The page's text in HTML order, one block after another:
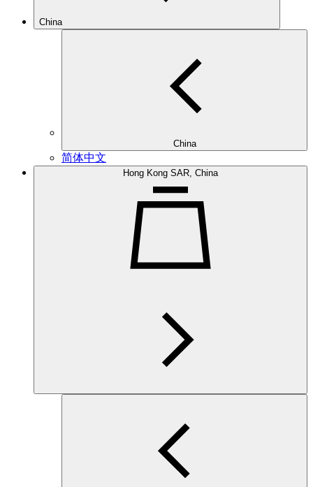
China
China
简体中文
Hong Kong SAR, China